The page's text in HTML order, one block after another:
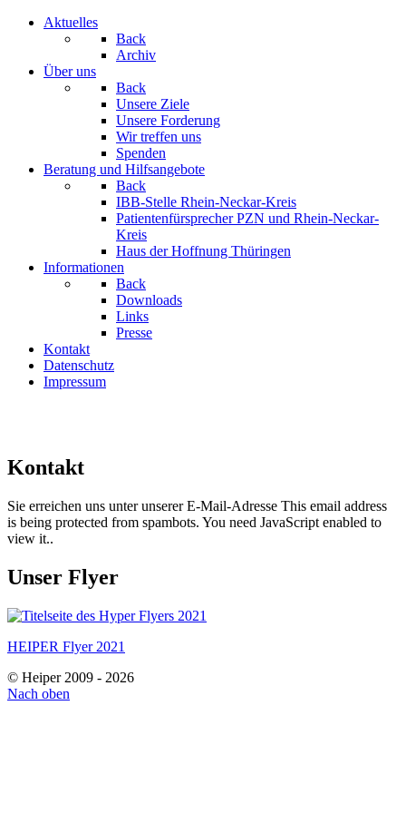
Aktuelles
Back
Archiv
Über uns
Back
Unsere Ziele
Unsere Forderung
Wir treffen uns
Spenden
Beratung und Hilfsangebote
Back
IBB-Stelle Rhein-Neckar-Kreis
Patientenfürsprecher PZN und Rhein-Neckar-
Kreis
Haus der Hoffnung Thüringen
Informationen
Back
Downloads
Links
Presse
Kontakt
Datenschutz
Impressum
Kontakt
Sie erreichen uns unter unserer E-Mail-Adresse This email address
is being protected from spambots. You need JavaScript enabled to
view it..
Unser Flyer
HEIPER Flyer 2021
© Heiper 2009 - 2026
Nach oben